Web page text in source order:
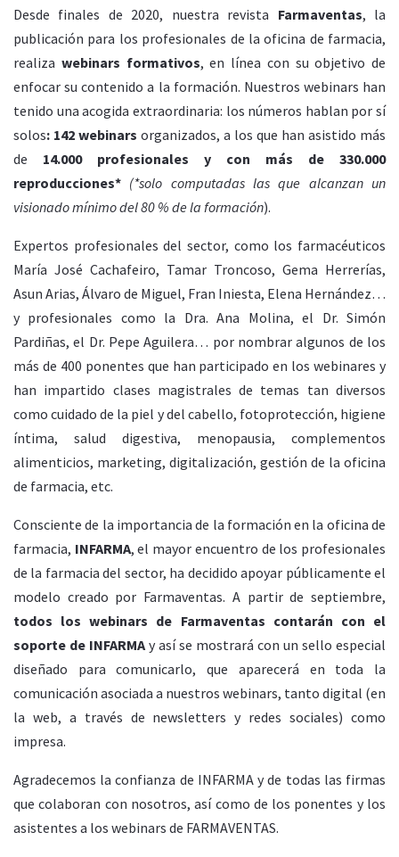
Desde finales de 2020, nuestra revista Farmaventas, la
publicación para los profesionales de la oficina de farmacia,
realiza webinars formativos, en línea con su objetivo de
enfocar su contenido a la formación. Nuestros webinars han
tenido una acogida extraordinaria: los números hablan por sí
solos: 142 webinars organizados, a los que han asistido más
de 14.000 profesionales y con más de 330.000
reproducciones* (*solo computadas las que alcanzan un
visionado mínimo del 80 % de la formación).
Expertos profesionales del sector, como los farmacéuticos
María José Cachafeiro, Tamar Troncoso, Gema Herrerías,
Asun Arias, Álvaro de Miguel, Fran Iniesta, Elena Hernández…
y profesionales como la Dra. Ana Molina, el Dr. Simón
Pardiñas, el Dr. Pepe Aguilera… por nombrar algunos de los
más de 400 ponentes que han participado en los webinares y
han impartido clases magistrales de temas tan diversos
como cuidado de la piel y del cabello, fotoprotección, higiene
íntima, salud digestiva, menopausia, complementos
alimenticios, marketing, digitalización, gestión de la oficina
de farmacia, etc.
Consciente de la importancia de la formación en la oficina de
farmacia, INFARMA, el mayor encuentro de los profesionales
de la farmacia del sector, ha decidido apoyar públicamente el
modelo creado por Farmaventas. A partir de septiembre,
todos los webinars de Farmaventas contarán con el
soporte de INFARMA y así se mostrará con un sello especial
diseñado para comunicarlo, que aparecerá en toda la
comunicación asociada a nuestros webinars, tanto digital (en
la web, a través de newsletters y redes sociales) como
impresa.
Agradecemos la confianza de INFARMA y de todas las firmas
que colaboran con nosotros, así como de los ponentes y los
asistentes a los webinars de FARMAVENTAS.